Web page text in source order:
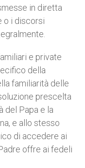
in diretta
o i discorsi
e private
della
familiarità delle
prescelta
del Papa e la
e allo stesso
di accedere ai
offre ai fedeli